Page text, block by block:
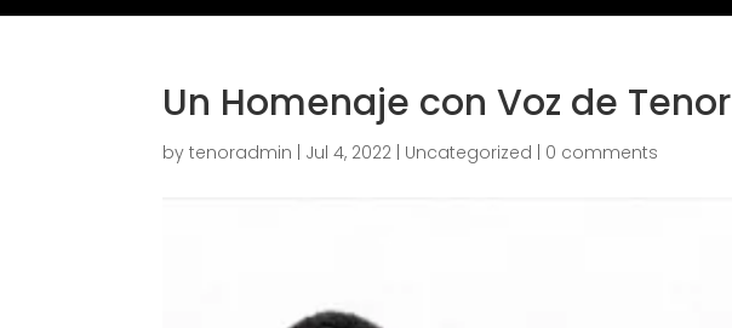
Un Homenaje con Voz de Tenor
bytenoradmin Jul 4, 2022 Uncategorized 0 comments